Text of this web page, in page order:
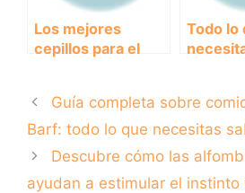
Los mejores
cepillos para el
un pelaje brillante
y saludable!
Todo lo
solo
Guía completa sobre
Barf: todo lo que necesitas
Descubre cómo las
ayudan a estimular el